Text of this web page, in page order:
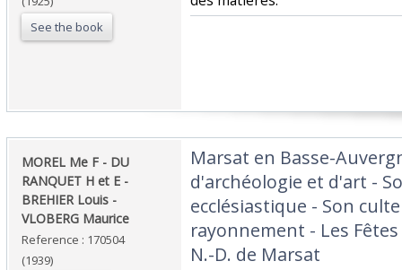
See the book
‎MOREL Me F - DU
RANQUET H et E -
BREHIER Louis -
VLOBERG Maurice ‎
Reference : 170504
(1939)
‎Marsat en Basse-
d'archéologie et d'art -
ecclésiastique - Son
rayonnement - Les
N.-D. de Marsat‎